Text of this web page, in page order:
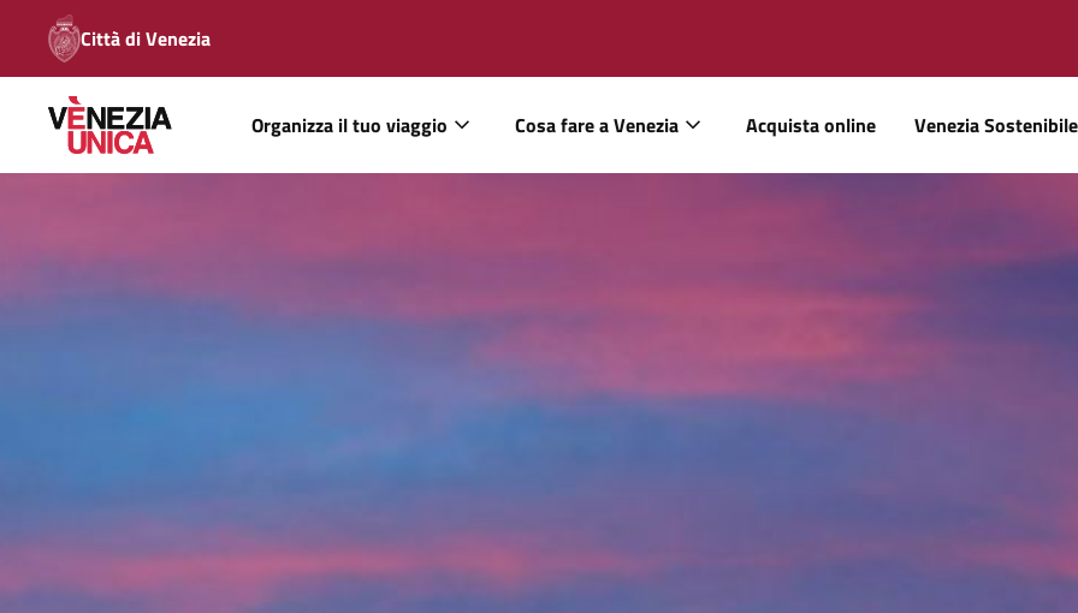
Città di Venezia
Organizza il tuo viaggio Cosa fare a Venezia Acquista online Venezia Sostenibile